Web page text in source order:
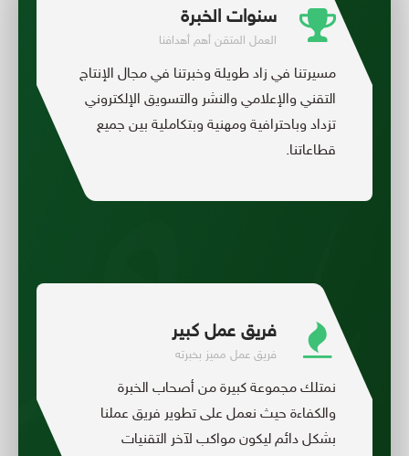
سنوات الخبرة
العمل المتقن أهم أهدافنا
مسيرتنا في زاد طويلة وخبرتنا في مجال الإنتاج
التقني والإعلامي والنشر والتسويق الإلكتروني
تزداد وباحترافية ومهنية وبتكاملية بين جميع
قطاعاتنا.
فريق عمل كبير
فريق عمل مميز بخبرته
نمتلك مجموعة كبيرة من أصحاب الخبرة
والكفاءة حيث نعمل على تطوير فريق عملنا
بشكل دائم ليكون مواكب لآخر التقنيات